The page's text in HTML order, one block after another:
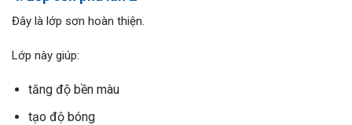
Đây là lớp sơn hoàn thiện.
Lớp này giúp:
tăng độ bền màu
tạo độ bóng